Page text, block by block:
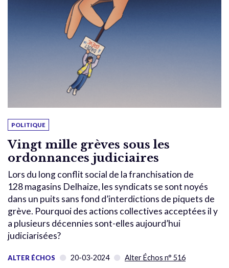
POLITIQUE
Vingt mille grèves sous les
ordonnances judiciaires
Lors du long conflit social de la franchisation de
128 magasins Delhaize, les syndicats se sont noyés
dans un puits sans fond d’interdictions de piquets de
grève. Pourquoi des actions collectives acceptées il y
a plusieurs décennies sont-elles aujourd’hui
judiciarisées?
ALTER ÉCHOS 20-03-2024 Alter Échos n° 516